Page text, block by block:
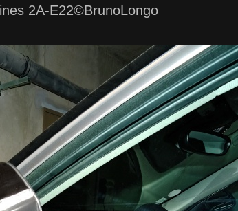
2A-E22©BrunoLongo